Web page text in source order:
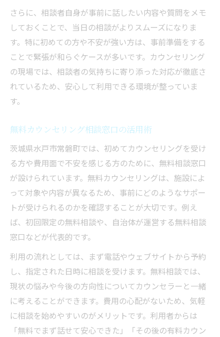
さらに、相談者自身が事前に話したい内容や質問をメモ
しておくことで、当日の相談がよりスムーズになりま
す。特に初めての方や不安が強い方は、事前準備をする
ことで緊張が和らぐケースが多いです。カウンセリング
の現場では、相談者の気持ちに寄り添った対応が徹底さ
れているため、安心して利用できる環境が整っていま
す。
無料カウンセリング相談窓口の活用術
茨城県水戸市常磐町では、初めてカウンセリングを受け
る方や費用面で不安を感じる方のために、無料相談窓口
が設けられています。無料カウンセリングは、施設によ
って対象や内容が異なるため、事前にどのようなサポー
トが受けられるのかを確認することが大切です。例え
ば、初回限定の無料相談や、自治体が運営する無料相談
窓口などが代表的です。
利用の流れとしては、まず電話やウェブサイトから予約
し、指定された日時に相談を受けます。無料相談では、
現状の悩みや今後の方向性についてカウンセラーと一緒
に考えることができます。費用の心配がないため、気軽
に相談を始めやすいのがメリットです。利用者からは
「無料でまず話せて安心できた」「その後の有料カウン